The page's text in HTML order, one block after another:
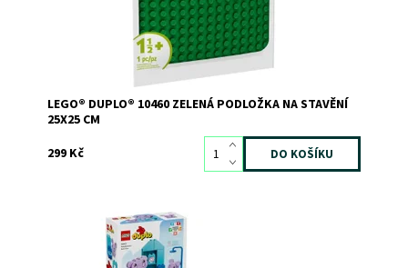
LEGO® DUPLO® 10460 ZELENÁ PODLOŽKA NA STAVĚNÍ
25X25 CM
299 Kč
Děti si se stavebnicí LEGO® se zvířátky prohloubí
pozitivní vztah ke koupání